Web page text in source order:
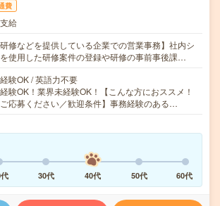
費
給
研修などを提供している企業での営業事務】社内シ
使用した研修案件の登録や研修の事前事後課…
験OK / 英語力不要
験OK！業界未経験OK！【こんな方におススメ！
応募ください／歓迎条件】事務経験のある…
30代 40代 50代 60代